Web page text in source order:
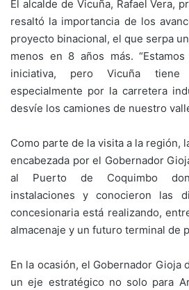
El alcalde de Vicuña, Rafael Vera,
resaltó la importancia de los
proyecto binacional, el que serpa
menos en 8 años más.
iniciativa, pero Vicuña
especialmente por la carretera
desvíe los camiones de nuestro
Como parte de la visita a la región,
encabezada por el Gobernador
al Puerto de Coquimbo
instalaciones y conocieron las
concesionaria está realizando,
almacenaje y un futuro terminal de
En la ocasión, el Gobernador Gioja
un eje estratégico no solo para